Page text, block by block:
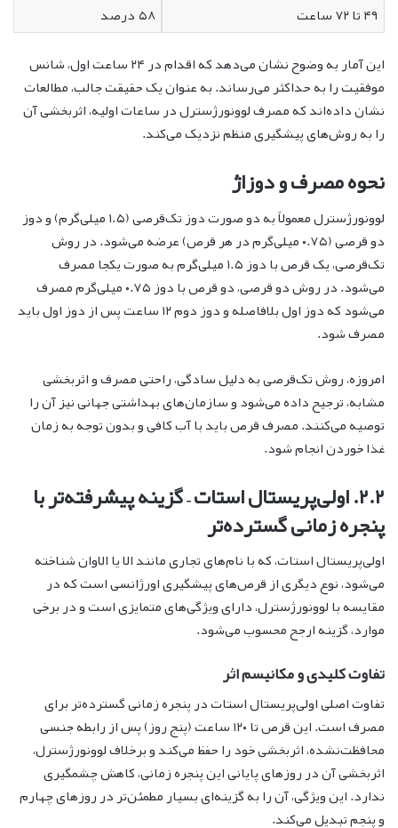
۴۹ تا ۷۲ ساعت
۵۸ درصد
این آمار به وضوح نشان می‌دهد که اقدام در ۲۴ ساعت اول، شانس
موفقیت را به حداکثر می‌رساند. به عنوان یک حقیقت جالب، مطالعات
نشان داده‌اند که مصرف لوونورژسترل در ساعات اولیه، اثربخشی آن
را به روش‌های پیشگیری منظم نزدیک می‌کند.
نحوه مصرف و دوزاژ
لوونورژسترل معمولاً به دو صورت دوز تک‌قرصی (۱.۵ میلی‌گرم) و دوز
دو قرصی (۰.۷۵ میلی‌گرم در هر قرص) عرضه می‌شود. در روش
تک‌قرصی، یک قرص با دوز ۱.۵ میلی‌گرم به صورت یکجا مصرف
می‌شود. در روش دو قرصی، دو قرص با دوز ۰.۷۵ میلی‌گرم مصرف
می‌شود که دوز اول بلافاصله و دوز دوم ۱۲ ساعت پس از دوز اول باید
مصرف شود.
امروزه، روش تک‌قرصی به دلیل سادگی، راحتی مصرف و اثربخشی
مشابه، ترجیح داده می‌شود و سازمان‌های بهداشتی جهانی نیز آن را
توصیه می‌کنند. مصرف قرص باید با آب کافی و بدون توجه به زمان
غذا خوردن انجام شود.
۲.۲. اولی‌پریستال استات – گزینه پیشرفته‌تر با
پنجره زمانی گسترده‌تر
اولی‌پریستال استات، که با نام‌های تجاری مانند الا یا الاوان شناخته
می‌شود، نوع دیگری از قرص‌های پیشگیری اورژانسی است که در
مقایسه با لوونورژسترل، دارای ویژگی‌های متمایزی است و در برخی
موارد، گزینه ارجح محسوب می‌شود.
تفاوت کلیدی و مکانیسم اثر
تفاوت اصلی اولی‌پریستال استات در پنجره زمانی گسترده‌تر برای
مصرف است. این قرص تا ۱۲۰ ساعت (پنج روز) پس از رابطه جنسی
محافظت‌نشده، اثربخشی خود را حفظ می‌کند و برخلاف لوونورژسترل،
اثربخشی آن در روزهای پایانی این پنجره زمانی، کاهش چشمگیری
ندارد. این ویژگی، آن را به گزینه‌ای بسیار مطمئن‌تر در روزهای چهارم
و پنجم تبدیل می‌کند.